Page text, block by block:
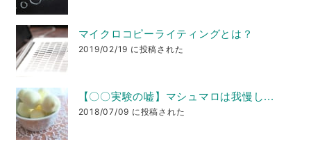
マイクロコピーライティングとは？
2019/02/19 に投稿された
【〇〇実験の嘘】マシュマロは我慢し...
2018/07/09 に投稿された